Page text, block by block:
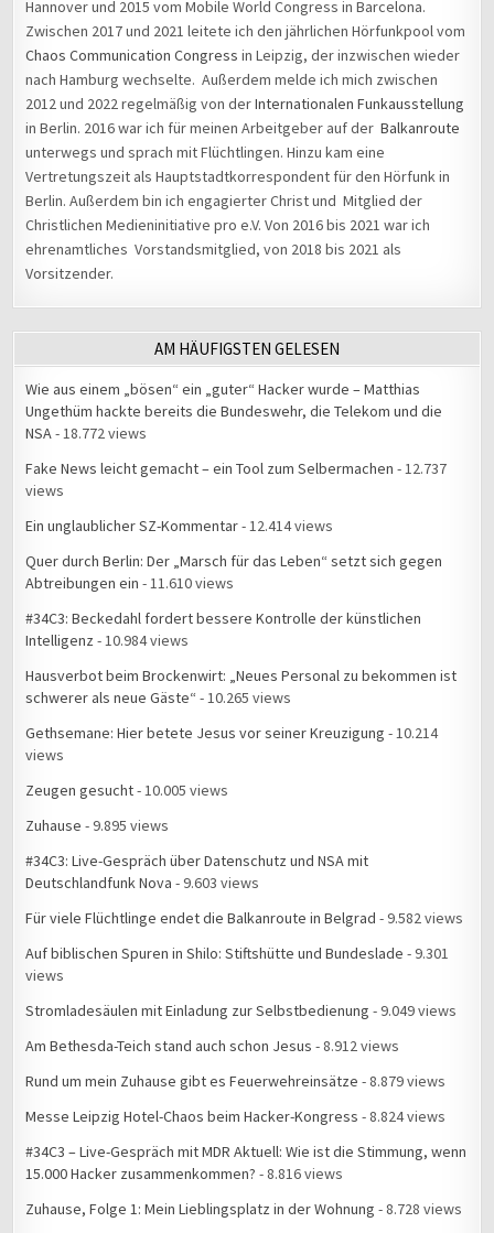
Hannover und 2015 vom Mobile World Congress in Barcelona.
Zwischen 2017 und 2021 leitete ich den jährlichen Hörfunkpool vom
Chaos Communication Congress in Leipzig, der inzwischen wieder
nach Hamburg wechselte. Außerdem melde ich mich zwischen
2012 und 2022 regelmäßig von derInternationalen Funkausstellung
in Berlin. 2016 war ich für meinen Arbeitgeber auf derBalkanroute
unterwegs und sprach mit Flüchtlingen. Hinzu kam eine
Vertretungszeit als Hauptstadtkorrespondent für den Hörfunk in
Berlin. Außerdem bin ich engagierter Christ und Mitglied der
Christlichen Medieninitiative pro e.V. Von 2016 bis 2021 war ich
ehrenamtliches Vorstandsmitglied, von 2018 bis 2021 als
Vorsitzender.
AM HÄUFIGSTEN GELESEN
Wie aus einem „bösen“ ein „guter“ Hacker wurde – Matthias
Ungethüm hackte bereits die Bundeswehr, die Telekom und die
NSA- 18.772 views
Fake News leicht gemacht – ein Tool zum Selbermachen - 12.737
views
Ein unglaublicher SZ-Kommentar- 12.414 views
Quer durch Berlin: Der „Marsch für das Leben“ setzt sich gegen
Abtreibungen ein - 11.610 views
#34C3: Beckedahl fordert bessere Kontrolle der künstlichen
Intelligenz - 10.984 views
Hausverbot beim Brockenwirt: „Neues Personal zu bekommen ist
schwerer als neue Gäste“ - 10.265 views
Gethsemane: Hier betete Jesus vor seiner Kreuzigung - 10.214
views
Zeugen gesucht- 10.005 views
Zuhause - 9.895 views
#34C3: Live-Gespräch über Datenschutz und NSA mit
Deutschlandfunk Nova - 9.603 views
Für viele Flüchtlinge endet die Balkanroute in Belgrad - 9.582 views
Auf biblischen Spuren in Shilo: Stiftshütte und Bundeslade - 9.301
views
Stromladesäulen mit Einladung zur Selbstbedienung - 9.049 views
Am Bethesda-Teich stand auch schon Jesus - 8.912 views
Rund um mein Zuhause gibt es Feuerwehreinsätze - 8.879 views
Messe Leipzig Hotel-Chaos beim Hacker-Kongress - 8.824 views
#34C3 – Live-Gespräch mit MDR Aktuell: Wie ist die Stimmung, wenn
15.000 Hacker zusammenkommen? - 8.816 views
Zuhause, Folge 1: Mein Lieblingsplatz in der Wohnung - 8.728 views